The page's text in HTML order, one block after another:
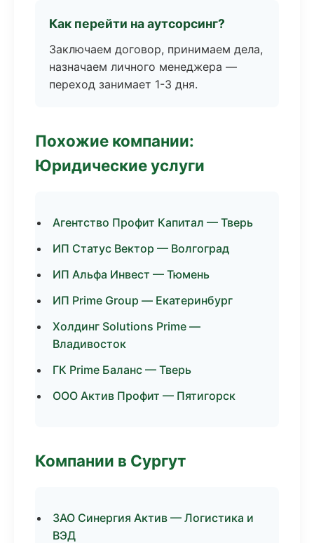
Как перейти на аутсорсинг?
Заключаем договор, принимаем дела,
назначаем личного менеджера —
переход занимает 1-3 дня.
Похожие компании:
Юридические услуги
Агентство Профит Капитал — Тверь
ИП Статус Вектор — Волгоград
ИП Альфа Инвест — Тюмень
ИП Prime Group — Екатеринбург
Холдинг Solutions Prime —
Владивосток
ГК Prime Баланс — Тверь
ООО Актив Профит — Пятигорск
Компании в Сургут
ЗАО Синергия Актив — Логистика и
ВЭД